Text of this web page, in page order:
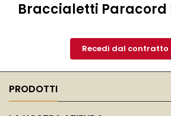
Braccialetti Paracord
Recedi dal contratto
PRODOTTI